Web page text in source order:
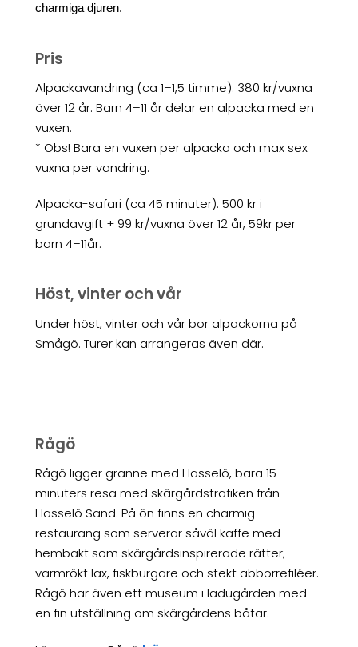
charmiga djuren.
Pris
Alpackavandring (ca 1–1,5 timme): 380 kr/vuxna
över 12 år. Barn 4–11 år delar en alpacka med en
vuxen.
* Obs! Bara en vuxen per alpacka och max sex
vuxna per vandring.
Alpacka-safari (ca 45 minuter): 500 kr i
grundavgift + 99 kr/vuxna över 12 år, 59kr per
barn 4–11år.
Höst, vinter och vår
Under höst, vinter och vår bor alpackorna på
Smågö. Turer kan arrangeras även där.
Rågö
Rågö ligger granne med Hasselö, bara 15
minuters resa med skärgårdstrafiken från
Hasselö Sand. På ön finns en charmig
restaurang som serverar såväl kaffe med
hembakt som skärgårdsinspirerade rätter;
varmrökt lax, fiskburgare och stekt abborrefiléer.
Rågö har även ett museum i ladugården med
en fin utställning om skärgårdens båtar.